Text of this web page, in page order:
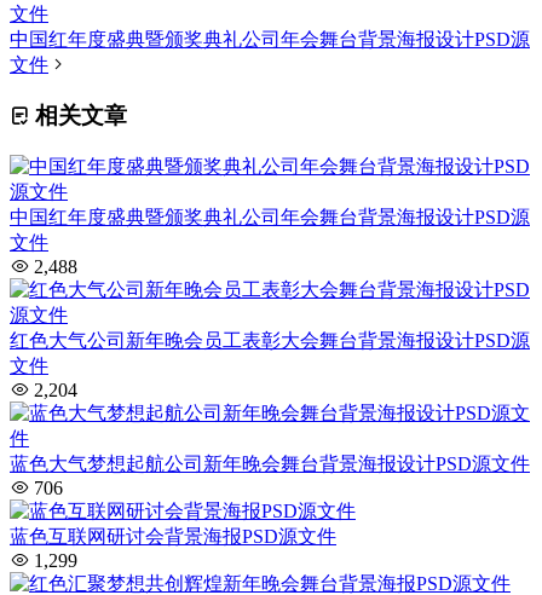
文件
中国红年度盛典暨颁奖典礼公司年会舞台背景海报设计PSD源
文件
相关文章
中国红年度盛典暨颁奖典礼公司年会舞台背景海报设计PSD源
文件
2,488
红色大气公司新年晚会员工表彰大会舞台背景海报设计PSD源
文件
2,204
蓝色大气梦想起航公司新年晚会舞台背景海报设计PSD源文件
706
蓝色互联网研讨会背景海报PSD源文件
1,299